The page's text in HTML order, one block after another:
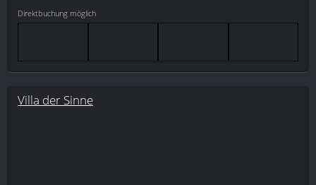
Direktbuchung möglich
Villa der Sinne